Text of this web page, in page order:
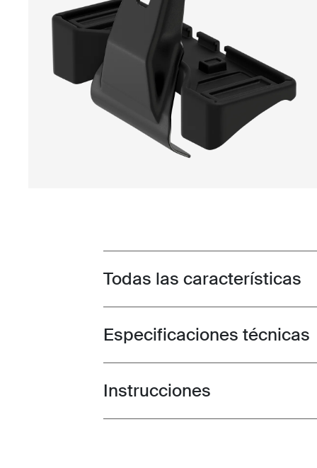
Toggle features
Todas las características
Toggle techspec
Especificaciones técnicas
Toggle guides and instructions
Instrucciones